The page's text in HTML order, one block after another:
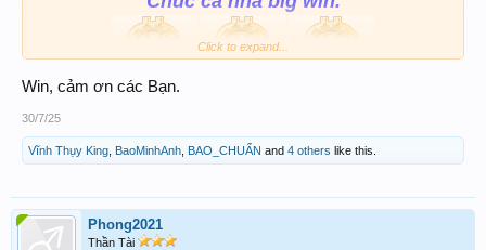
Click to expand...
Win, cảm ơn các Bạn.
30/7/25
Vĩnh Thụy King BaoMinhAnh BAO_CHUẨN and 4 others like this.
Phong2021
Thần Tài